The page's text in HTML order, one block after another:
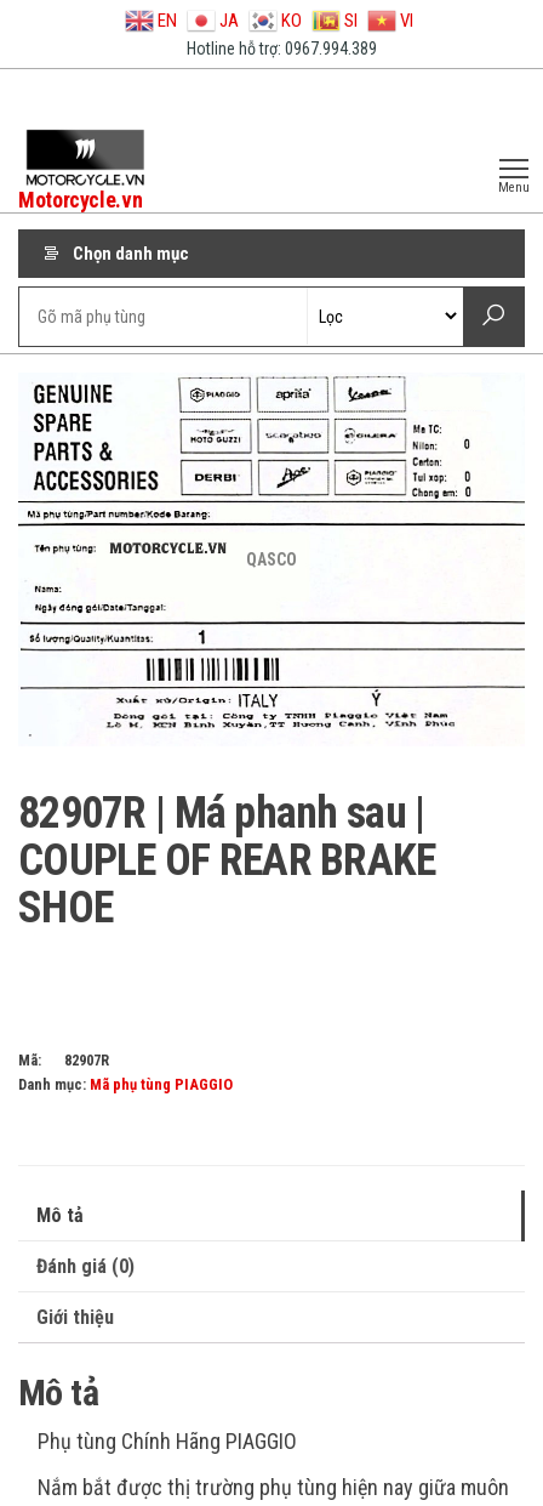
EN JA KO SI VI
Hotline hỗ trợ: 0967.994.389
Motorcycle.vn Menu
Chọn danh mục
QASCO
82907R | Má phanh sau |
COUPLE OF REAR BRAKE
SHOE
Mã:
82907R
Danh mục: Mã phụ tùng PIAGGIO
Mô tả
Đánh giá (0)
Giới thiệu
Mô tả
Phụ tùng Chính Hãng PIAGGIO
Nắm bắt được thị trường phụ tùng hiện nay giữa muôn